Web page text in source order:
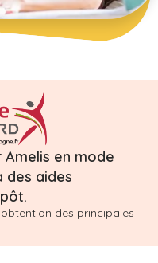
en mode
des aides
des principales